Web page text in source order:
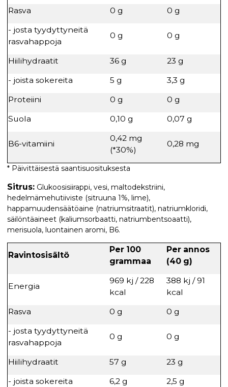
Rasva 0 g
0 g
- josta tyydyttyneitä
rasvahappoja
0 g 0 g
Hiilihydraatit 36 g
23 g
- joista sokereita
5 g
3,3 g
Proteiini
0 g
0 g
Suola
0,10 g 0,07 g
B6-vitamiini
0,42 mg
(*30%)
0,28 mg
* Päivittäisestä saantisuosituksesta
Sitrus: Glukoosisiirappi, vesi, maltodekstriini,
hedelmämehutiiviste (sitruuna 1%, lime),
happamuudensäätöaine (natriumsitraatit), natriumkloridi,
säilöntäaineet (kaliumsorbaatti, natriumbentsoaatti),
merisuola, luontainen aromi, B6.
Ravintosisältö
Per 100
grammaa
Per annos
(40 g)
Energia
969 kj / 228
kcal
388 kj / 91
kcal
Rasva
0 g
0 g
- josta tyydyttyneitä
rasvahappoja
0 g 0 g
Hiilihydraatit 57 g
23 g
- joista sokereita
6,2 g
2,5 g